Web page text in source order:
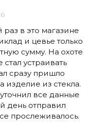
в это магазине
и цевье только
сумму. На охоте
устраивать
сразу пришло
изделие из стекла.
все данные
день отправил
прослеживалось.